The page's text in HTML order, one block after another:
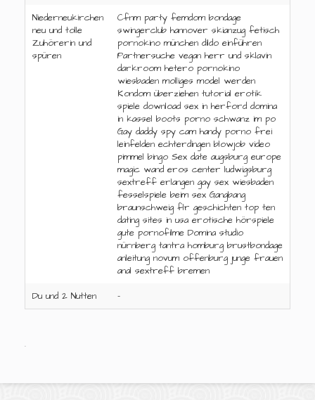
Niederneukirchen
neu und tolle
Zuhörerin und
spüren
Cfnm party femdom bondage
swingerclub hannover skianzug fetisch
pornokino münchen dildo einführen
Partnersuche vegan herr und sklavin
darkroom hetero pornokino
wiesbaden molliges model werden
Kondom überziehen tutorial erotik
spiele download sex in herford domina
in kassel boots porno schwanz im po
Gay daddy spy cam handy porno frei
leinfelden echterdingen blowjob video
pimmel bingo Sex date augsburg europe
magic wand eros center ludwigsburg
sextreff erlangen gay sex wiesbaden
fesselspiele beim sex Gangbang
braunschweig flr geschichten top ten
dating sites in usa erotische hörspiele
gute pornofilme Domina studio
nürnberg tantra homburg brustbondage
anleitung novum offenburg junge frauen
anal sextreff bremen
Du und 2 Nutten
-
.